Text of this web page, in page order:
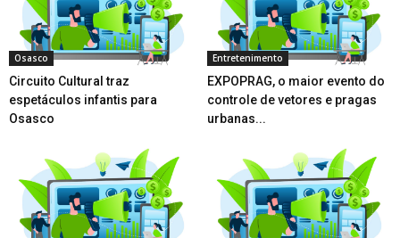
Osasco
Circuito Cultural traz
espetáculos infantis para
Osasco
Entretenimento
EXPOPRAG, o maior evento do
controle de vetores e pragas
urbanas...